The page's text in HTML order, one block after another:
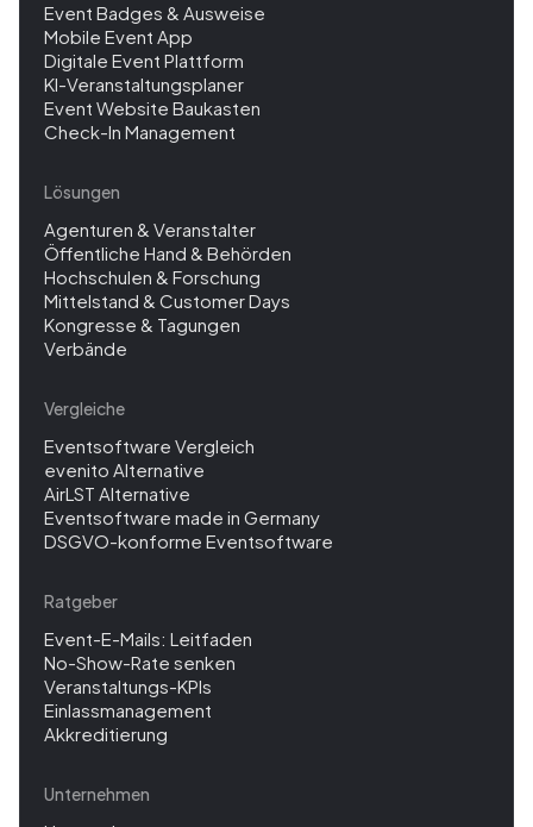
Event Badges & Ausweise
Mobile Event App
Digitale Event Plattform
KI-Veranstaltungsplaner
Event Website Baukasten
Check-In Management
Lösungen
Agenturen & Veranstalter
Öffentliche Hand & Behörden
Hochschulen & Forschung
Mittelstand & Customer Days
Kongresse & Tagungen
Verbände
Vergleiche
Eventsoftware Vergleich
evenito Alternative
AirLST Alternative
Eventsoftware made in Germany
DSGVO-konforme Eventsoftware
Ratgeber
Event-E-Mails: Leitfaden
No-Show-Rate senken
Veranstaltungs-KPIs
Einlassmanagement
Akkreditierung
Unternehmen